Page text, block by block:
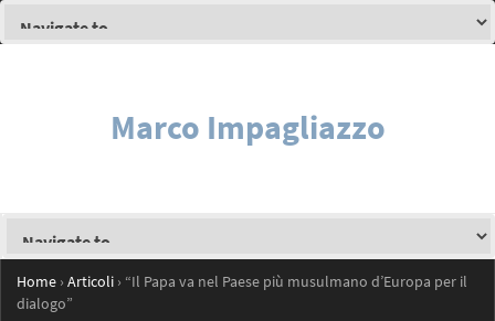
Marco Impagliazzo
Home › Articoli › “Il Papa va nel Paese più musulmano d’Europa per il
dialogo”